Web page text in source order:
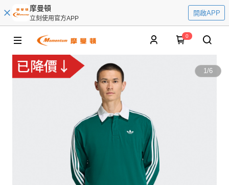
摩曼頓
立刻使用官方APP
開啟APP
0
1/6